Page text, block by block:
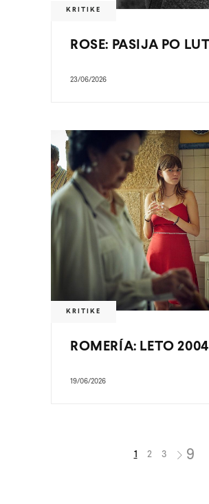
KRITIKE
ROSE: PASIJA PO
23/06/2026
KRITIKE
ROMERÍA: LETO
19/06/2026
1 2 3